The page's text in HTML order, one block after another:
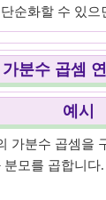
순화할 수 있으
가분수 곱셈
예시
가분수 곱셈을
분모를 곱합니다